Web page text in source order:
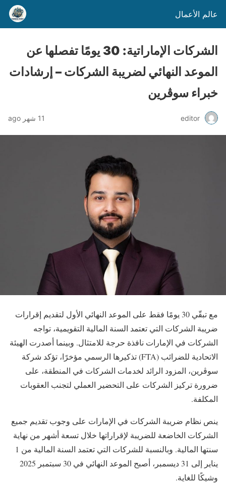
عالم الأعمال
الشركات الإماراتية: 30 يومًا تفصلها عن
الموعد النهائي لضريبة الشركات – إرشادات
خبراء سوڤرين
editor 11 شهر ago
مع تبقّي 30 يومًا فقط على الموعد النهائي الأول لتقديم إقرارات
ضريبة الشركات التي تعتمد السنة المالية التقويمية، تواجه
الشركات في الإمارات نافذة حرجة للامتثال. وبينما أصدرت الهيئة
الاتحادية للضرائب (FTA) تذكيرها الرسمي مؤخرًا، تؤكد شركة
سوڤرين، المزود الرائد لخدمات الشركات في المنطقة، على
ضرورة تركيز الشركات على التحضير العملي لتجنب العقوبات
المكلفة.
ينص نظام ضريبة الشركات في الإمارات على وجوب تقديم جميع
الشركات الخاضعة للضريبة لإقراراتها خلال تسعة أشهر من نهاية
سنتها المالية. وبالنسبة للشركات التي تعتمد السنة المالية من 1
يناير إلى 31 ديسمبر، أصبح الموعد النهائي في 30 سبتمبر 2025
وشيكًا للغاية.